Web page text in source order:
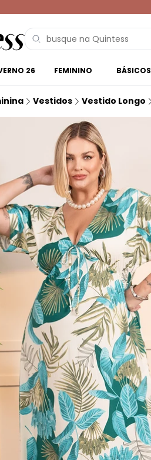
26 FEMININO BÁSICOS
Vestidos Vestido Longo